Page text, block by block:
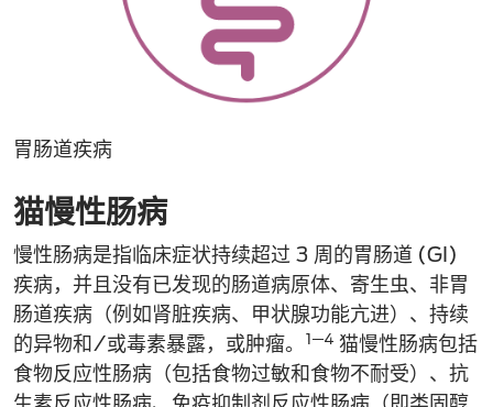
胃肠道疾病
猫慢性肠病
慢性肠病是指临床症状持续超过 3 周的胃肠道 (GI)
疾病，并且没有已发现的肠道病原体、寄生虫、非胃
肠道疾病（例如肾脏疾病、甲状腺功能亢进）、持续
的异物和/或毒素暴露，或肿瘤。
1─4 猫慢性肠病包括
食物反应性肠病（包括食物过敏和食物不耐受）、抗